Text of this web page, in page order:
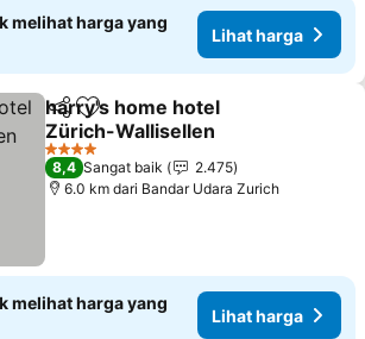
melihat harga yang
Lihat harga
BagikanTambahkan ke favorit
harry's home hotel
Zürich-Wallisellen
4 Bintang
8,4 Sangat baik
2.475
6.0 km dari Bandar Udara Zurich
melihat harga yang
Lihat harga